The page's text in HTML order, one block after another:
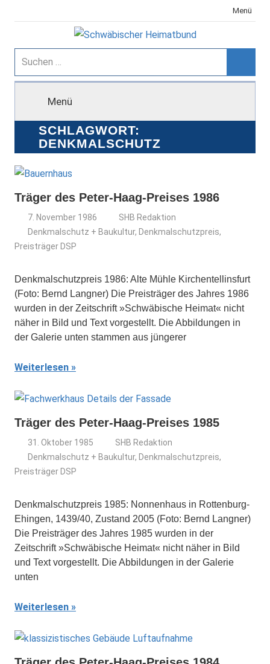
Inhalt
Menü
Schwäbischer
Heimatbund
Suchen
nach:
Menü
SCHLAGWORT:
DENKMALSCHUTZ
Träger des Peter-Haag-Preises 1986
7. November 1986
SHB Redaktion
Denkmalschutz + Baukultur, Denkmalschutzpreis,
Preisträger DSP
Denkmalschutzpreis 1986: Alte Mühle Kirchentellinsfurt
(Foto: Bernd Langner) Die Preisträger des Jahres 1986
wurden in der Zeitschrift »Schwäbische Heimat« nicht
näher in Bild und Text vorgestellt. Die Abbildungen in
der Galerie unten stammen aus jüngerer
Weiterlesen
Träger des Peter-Haag-Preises 1985
31. Oktober 1985
SHB Redaktion
Denkmalschutz + Baukultur, Denkmalschutzpreis,
Preisträger DSP
Denkmalschutzpreis 1985: Nonnenhaus in Rottenburg-
Ehingen, 1439/40, Zustand 2005 (Foto: Bernd Langner)
Die Preisträger des Jahres 1985 wurden in der
Zeitschrift »Schwäbische Heimat« nicht näher in Bild
und Text vorgestellt. Die Abbildungen in der Galerie
unten
Weiterlesen